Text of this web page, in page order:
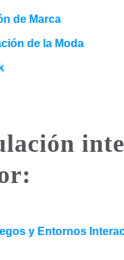
de Marca
de la Moda
y Entornos